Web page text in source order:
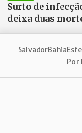
Surto de
deixa duas
SalvadorBahia
Por